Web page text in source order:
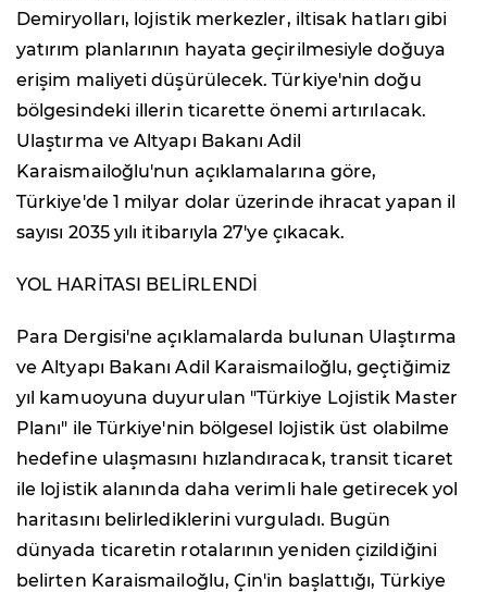
Demiryolları, lojistik merkezler, iltisak hatları gibi
yatırım planlarının hayata geçirilmesiyle doğuya
erişim maliyeti düşürülecek. Türkiye'nin doğu
bölgesindeki illerin ticarette önemi artırılacak.
Ulaştırma ve Altyapı Bakanı Adil
Karaismailoğlu'nun açıklamalarına göre,
Türkiye'de 1 milyar dolar üzerinde ihracat yapan il
sayısı 2035 yılı itibarıyla 27'ye çıkacak.
YOL HARİTASI BELİRLENDİ
Para Dergisi'ne açıklamalarda bulunan Ulaştırma
ve Altyapı Bakanı Adil Karaismailoğlu, geçtiğimiz
yıl kamuoyuna duyurulan "Türkiye Lojistik Master
Planı" ile Türkiye'nin bölgesel lojistik üst olabilme
hedefine ulaşmasını hızlandıracak, transit ticaret
ile lojistik alanında daha verimli hale getirecek yol
haritasını belirlediklerini vurguladı. Bugün
dünyada ticaretin rotalarının yeniden çizildiğini
belirten Karaismailoğlu, Çin'in başlattığı, Türkiye